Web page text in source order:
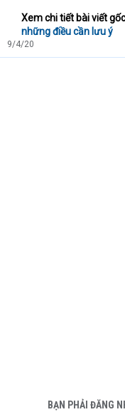
Xem chi tiết bài viết
những điều cần lưu ý
9/4/20
BẠN PHẢI ĐĂNG